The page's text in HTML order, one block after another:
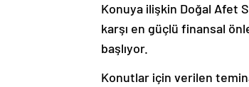
Konuya ilişkin Doğal Afet
karşı en güçlü finansal
başlıyor.
Konutlar için verilen